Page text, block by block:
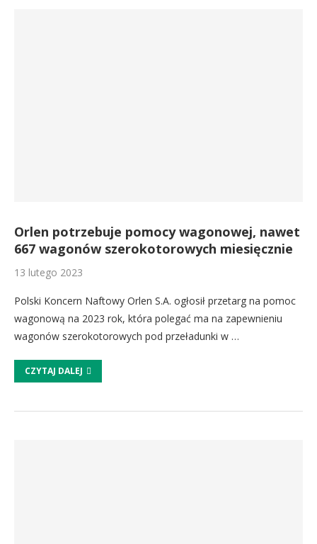
Orlen potrzebuje pomocy wagonowej, nawet
667 wagonów szerokotorowych miesięcznie
13 lutego 2023
Polski Koncern Naftowy Orlen S.A. ogłosił przetarg na pomoc
wagonową na 2023 rok, która polegać ma na zapewnieniu
wagonów szerokotorowych pod przeładunki w …
CZYTAJ DALEJ